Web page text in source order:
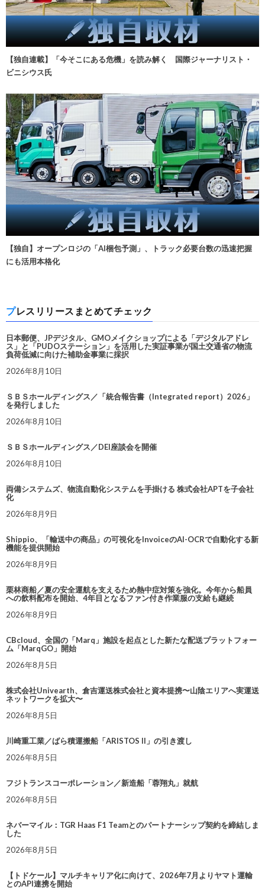
【独自連載】「今そこにある危機」を読み解く 国際ジャーナリスト・
ビニシウス氏
【独自】オープンロジの「AI梱包予測」、トラック必要台数の迅速把握
にも活用本格化
プレスリリースまとめてチェック
日本郵便、JPデジタル、GMOメイクショップによる「デジタルアドレ
ス」と「PUDOステーション」を活用した実証事業が国土交通省の物流
負荷低減に向けた補助金事業に採択
2026年8月10日
ＳＢＳホールディングス／「統合報告書（Integrated report）2026」
を発行しました
2026年8月10日
ＳＢＳホールディングス／DEI座談会を開催
2026年8月10日
両備システムズ、物流自動化システムを手掛ける 株式会社APTを子会社
化
2026年8月9日
Shippio、「輸送中の商品」の可視化をInvoiceのAI-OCRで自動化する新
機能を提供開始
2026年8月9日
栗林商船／夏の安全運航を支えるため熱中症対策を強化。今年から船員
への飲料配布を開始、4年目となるファン付き作業服の支給も継続
2026年8月9日
CBcloud、全国の「Marq」施設を起点とした新たな配送プラットフォー
ム「MarqGO」開始
2026年8月5日
株式会社Univearth、倉吉運送株式会社と資本提携〜山陰エリアへ実運送
ネットワークを拡大〜
2026年8月5日
川崎重工業／ばら積運搬船「ARISTOS II」の引き渡し
2026年8月5日
フジトランスコーポレーション／新造船「蓉翔丸」就航
2026年8月5日
ネバーマイル：TGR Haas F1 Teamとのパートナーシップ契約を締結しま
した
2026年8月5日
【トドケール】マルチキャリア化に向けて、2026年7月よりヤマト運輸
とのAPI連携を開始